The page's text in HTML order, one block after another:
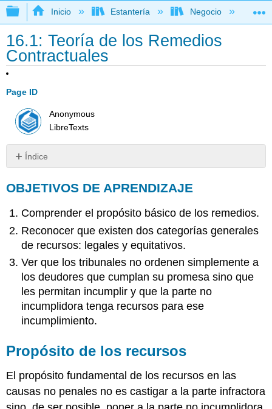
Expandir/contraer jerarquía global
Inicio Estantería Negocio
16.1: Teoría de los Remedios
Contractuales
Page ID
Anonymous
LibreTexts
Índice
DE
Propósito
los
recursos
Las
partes
tienen
poder,
pero
el
derecho,
de
violar
OBJETIVOS DE APRENDIZAJE
Comprender el propósito básico de los remedios.
Reconocer que existen dos categorías generales
de recursos: legales y equitativos.
Ver que los tribunales no ordenen simplemente a
los deudores que cumplan su promesa sino que
les permitan incumplir y que la parte no
incumplidora tenga recursos para ese
incumplimiento.
Propósito de los recursos
El propósito fundamental de los recursos en las
causas no penales no es castigar a la parte infractora